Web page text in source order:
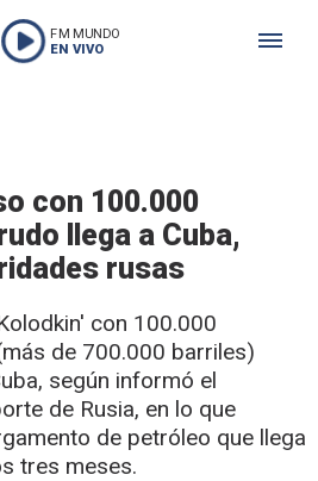
FM MUNDO
EN VIVO
con 100.000
llega a Cuba,
rusas
con 100.000
de 700.000 barriles)
según informó el
de Rusia, en lo que
de petróleo que llega
tres meses.